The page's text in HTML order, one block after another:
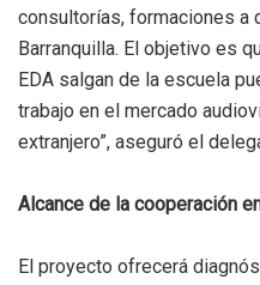
consultorías, formaciones a
Barranquilla. El objetivo es
EDA salgan de la escuela
trabajo en el mercado
extranjero”, aseguró el
Alcance de la cooperación
El proyecto ofrecerá